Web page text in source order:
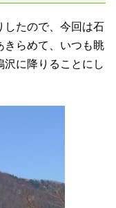
したので、今回は石
きらめて、いつも眺
に降りることにし